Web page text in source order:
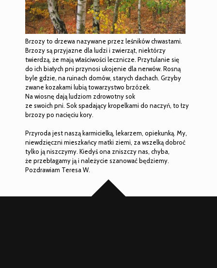
Brzozy to drzewa nazywane przez leśników chwastami.
Brzozy są przyjazne dla ludzi i zwierząt, niektórzy
twierdzą, że mają właściwości lecznicze. Przytulanie się
do ich białych pni przynosi ukojenie dla nerwów. Rosną
byle gdzie, na ruinach domów, starych dachach. Grzyby
zwane kozakami lubią towarzystwo brzózek.
Na wiosnę dają ludziom zdrowotny sok
ze swoich pni. Sok spadający kropelkami do naczyń, to łzy
brzozy po nacięciu kory.
Przyroda jest naszą karmicielką, lekarzem, opiekunką. My,
niewdzięczni mieszkańcy matki ziemi, za wszelką dobroć
tylko ją niszczymy. Kiedyś ona zniszczy nas, chyba,
że przebłagamy ją i należycie szanować będziemy.
Pozdrawiam Teresa W.